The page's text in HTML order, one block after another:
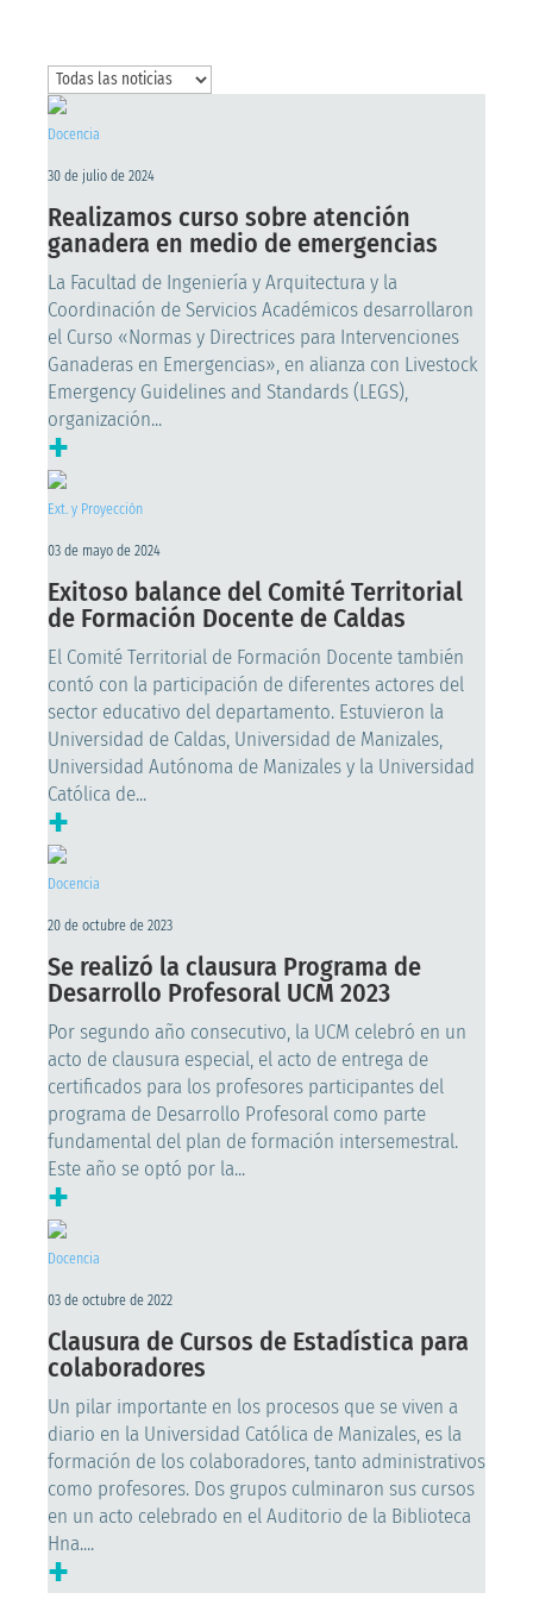
Docencia
30 de julio de 2024
Realizamos curso sobre atención
ganadera en medio de emergencias
La Facultad de Ingeniería y Arquitectura y la
Coordinación de Servicios Académicos desarrollaron
el Curso «Normas y Directrices para Intervenciones
Ganaderas en Emergencias», en alianza con Livestock
Emergency Guidelines and Standards (LEGS),
organización...
+
Ext. y Proyección
03 de mayo de 2024
Exitoso balance del Comité Territorial
de Formación Docente de Caldas
El Comité Territorial de Formación Docente también
contó con la participación de diferentes actores del
sector educativo del departamento. Estuvieron la
Universidad de Caldas, Universidad de Manizales,
Universidad Autónoma de Manizales y la Universidad
Católica de...
+
Docencia
20 de octubre de 2023
Se realizó la clausura Programa de
Desarrollo Profesoral UCM 2023
Por segundo año consecutivo, la UCM celebró en un
acto de clausura especial, el acto de entrega de
certificados para los profesores participantes del
programa de Desarrollo Profesoral como parte
fundamental del plan de formación intersemestral.
Este año se optó por la...
+
Docencia
03 de octubre de 2022
Clausura de Cursos de Estadística para
colaboradores
Un pilar importante en los procesos que se viven a
diario en la Universidad Católica de Manizales, es la
formación de los colaboradores, tanto administrativos
como profesores. Dos grupos culminaron sus cursos
en un acto celebrado en el Auditorio de la Biblioteca
Hna....
+